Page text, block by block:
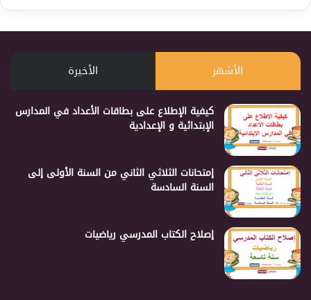
الأشهر الأخيرة
كيفية الإطلاع على بطاقات الأعداد في المدارس
الإبتدائية و الإعدادية
إمتحانات الثلاثي الثاني من السنة الأولى إلى
السنة السادسة
إصلاح الكتاب المدرسي رياضيات